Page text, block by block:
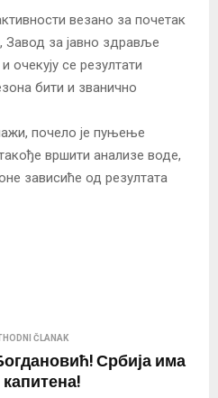
везано за почетак
Завод за јавно здравље
очекују се резултати
бити и званично
почело је пуњење
вршити анализе воде,
зависиће од резултата
ČLANAK
Србија има